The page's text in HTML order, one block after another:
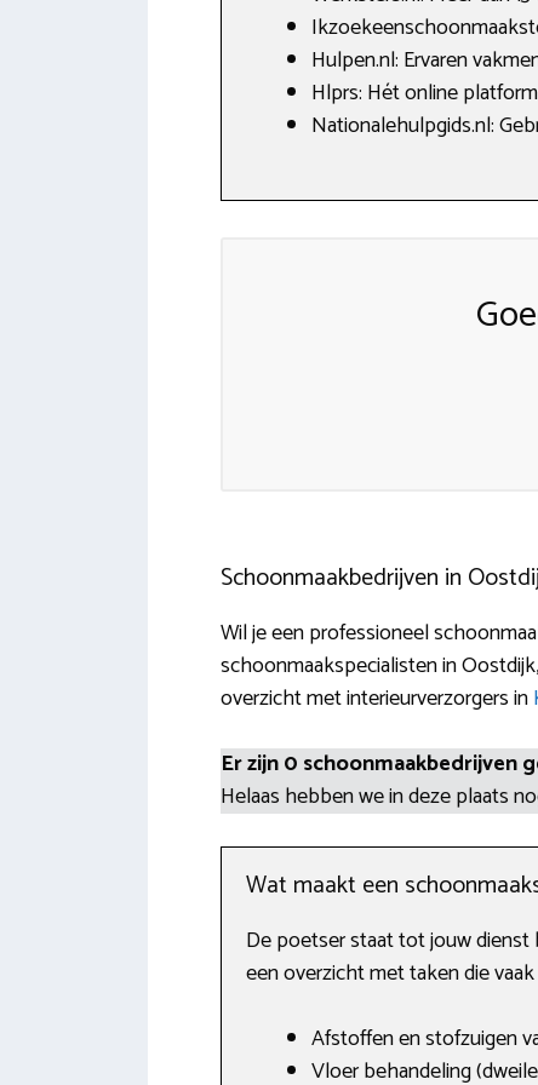
Hulpen.nl: Ervaren
Hlprs: Hét online
Nationalehulpgids.nl:
Schoonmaakbedrijven in
Wil je een professioneel
schoonmaakspecialisten in
overzicht met interieurverzorgers in
Er zijn 0 schoonmaakbedrijven
Helaas hebben we in deze plaats
Wat maakt een
De poetser staat tot jouw dienst
een overzicht met taken die
Afstoffen en stofzuigen
Vloer behandeling